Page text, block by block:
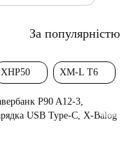
За популярністю
XHP50 XM-L T6